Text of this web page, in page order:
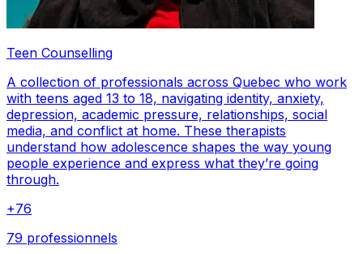
Teen Counselling
A collection of professionals across Quebec who work
with teens aged 13 to 18, navigating identity, anxiety,
depression, academic pressure, relationships, social
media, and conflict at home. These therapists
understand how adolescence shapes the way young
people experience and express what they’re going
through.
+76
79 professionnels